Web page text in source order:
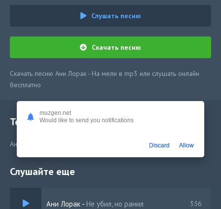
Слушать песню
Скачать песню
Скачать песню Ани Лорак - На мели в mp3 или слушать онлайн
бесплатно
Текст песни
Ани Лорак - На мели
Слушайте еще
Ани Лорак - Не убил, но ранил 3:56
muzgen.net
Would like to send you notifications
Discard Allow